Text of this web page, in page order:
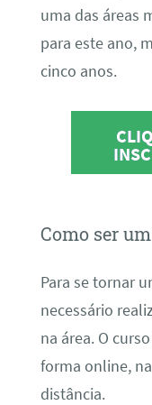
uma das áreas
para este ano,
cinco anos.
Como ser
Para se tornar
necessário
na área. O
forma online,
distância.